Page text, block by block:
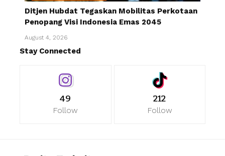
Ditjen Hubdat Tegaskan Mobilitas Perkotaan
Penopang Visi Indonesia Emas 2045
August 4, 2026
Stay Connected
49
Follow
212
Follow